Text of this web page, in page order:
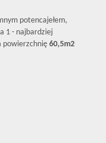
potencajełem,
1 - najbardziej
powierzchnię 60,5m2